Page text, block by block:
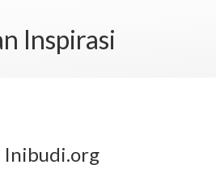
Inspirasi
Inibudi.org